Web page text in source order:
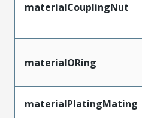
materialCouplingNut
materialORing
materialPlatingMating